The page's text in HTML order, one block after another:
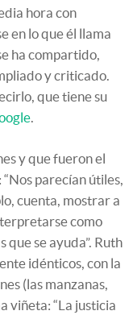
hora con
en lo que él llama
ha compartido,
y criticado.
que tiene su
.
y que fueron el
parecían útiles,
cuenta, mostrar a
como
que se ayuda”. Ruth
idénticos, con la
(las manzanas,
viñeta: “La justicia